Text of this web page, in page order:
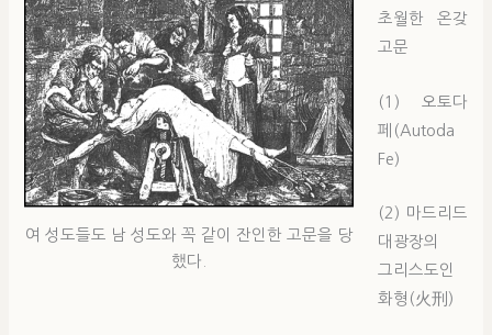
여 성도들도 남 성도와 꼭 같이 잔인한 고문을 당
했다.
초월한 온갖
고문
(1) 오토다
페(Autoda
Fe)
(2) 마드리드
대광장의
그리스도인
화형(火刑)